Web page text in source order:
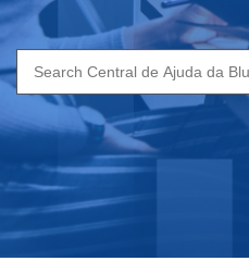
Search
for: